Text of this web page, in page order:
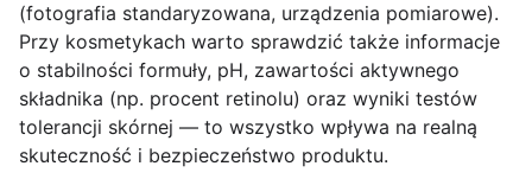
(fotografia standaryzowana, urządzenia pomiarowe).
Przy kosmetykach warto sprawdzić także informacje
o stabilności formuły, pH, zawartości aktywnego
składnika (np. procent retinolu) oraz wyniki testów
tolerancji skórnej — to wszystko wpływa na realną
skuteczność i bezpieczeństwo produktu.